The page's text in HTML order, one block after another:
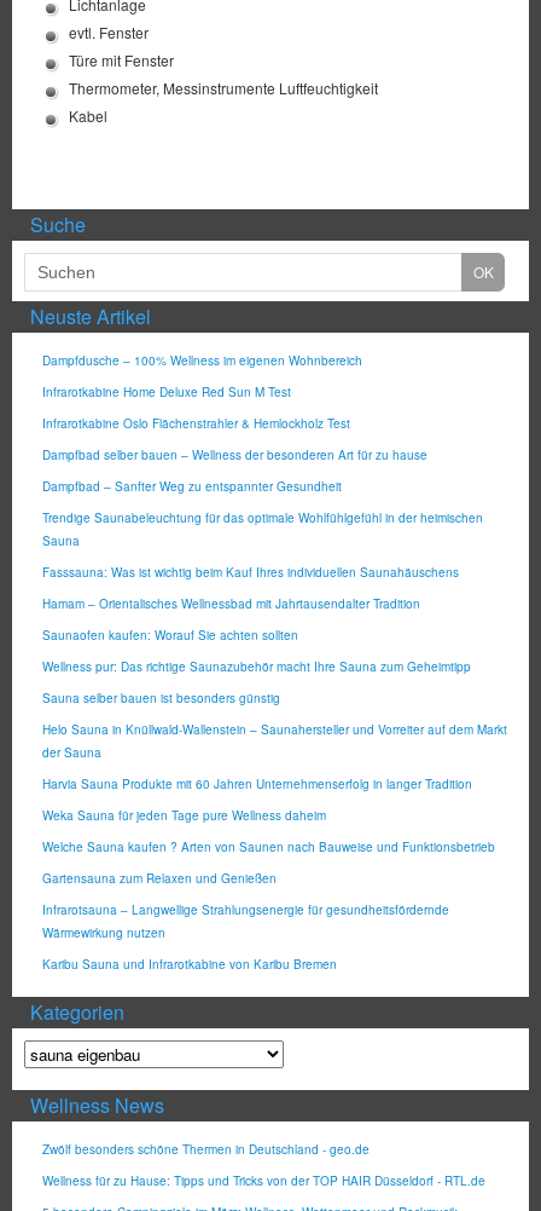
Lichtanlage
evtl. Fenster
Türe mit Fenster
Thermometer, Messinstrumente Luftfeuchtigkeit
Kabel
Suche
Neuste Artikel
Dampfdusche – 100% Wellness im eigenen Wohnbereich
Infrarotkabine Home Deluxe Red Sun M Test
Infrarotkabine Oslo Flächenstrahler & Hemlockholz Test
Dampfbad selber bauen – Wellness der besonderen Art für zu hause
Dampfbad – Sanfter Weg zu entspannter Gesundheit
Trendige Saunabeleuchtung für das optimale Wohlfühlgefühl in der heimischen
Sauna
Fasssauna: Was ist wichtig beim Kauf Ihres individuellen Saunahäuschens
Hamam – Orientalisches Wellnessbad mit Jahrtausendalter Tradition
Saunaofen kaufen: Worauf Sie achten sollten
Wellness pur: Das richtige Saunazubehör macht Ihre Sauna zum Geheimtipp
Sauna selber bauen ist besonders günstig
Helo Sauna in Knüllwald-Wallenstein – Saunahersteller und Vorreiter auf dem Markt
der Sauna
Harvia Sauna Produkte mit 60 Jahren Unternehmenserfolg in langer Tradition
Weka Sauna für jeden Tage pure Wellness daheim
Welche Sauna kaufen ? Arten von Saunen nach Bauweise und Funktionsbetrieb
Gartensauna zum Relaxen und Genießen
Infrarotsauna – Langwellige Strahlungsenergie für gesundheitsfördernde
Wärmewirkung nutzen
Karibu Sauna und Infrarotkabine von Karibu Bremen
Kategorien
Wellness News
Zwölf besonders schöne Thermen in Deutschland - geo.de
Wellness für zu Hause: Tipps und Tricks von der TOP HAIR Düsseldorf - RTL.de